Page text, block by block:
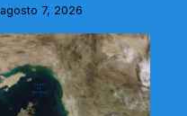
agosto 7, 2026